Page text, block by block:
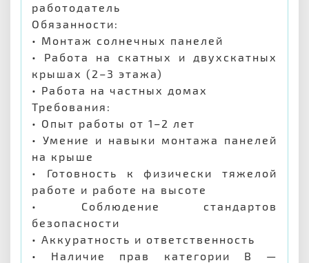
работодатель
Обязанности:
• Монтаж солнечных панелей
• Работа на скатных и двухскатных
крышах (2–3 этажа)
• Работа на частных домах
Требования:
• Опыт работы от 1–2 лет
• Умение и навыки монтажа панелей
на крыше
• Готовность к физически тяжелой
работе и работе на высоте
• Соблюдение стандартов
безопасности
• Аккуратность и ответственность
• Наличие прав категории B —